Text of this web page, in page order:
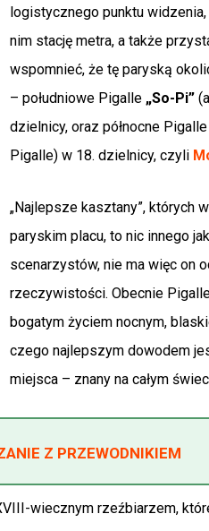
logistycznego punktu
nim stację metra, a także
wspomnieć, że tę paryską
– południowe Pigalle „So-Pi”
dzielnicy, oraz północne Pigalle
Pigalle) w 18. dzielnicy, czyli
„Najlepsze kasztany”, których
paryskim placu, to nic innego
scenarzystów, nie ma więc on
rzeczywistości. Obecnie
bogatym życiem nocnym,
czego najlepszym dowodem
miejsca – znany na całym
Z PRZEWODNIKIEM
wiecznym rzeźbiarzem,